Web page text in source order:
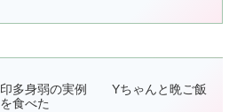
印多身弱の実例 Yちゃんと晩ご飯
を食べた